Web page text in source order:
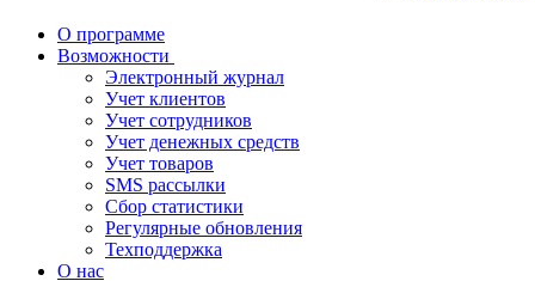
О программе
Возможности
Электронный журнал
Учет клиентов
Учет сотрудников
Учет денежных средств
Учет товаров
SMS рассылки
Сбор статистики
Регулярные обновления
Техподдержка
О нас